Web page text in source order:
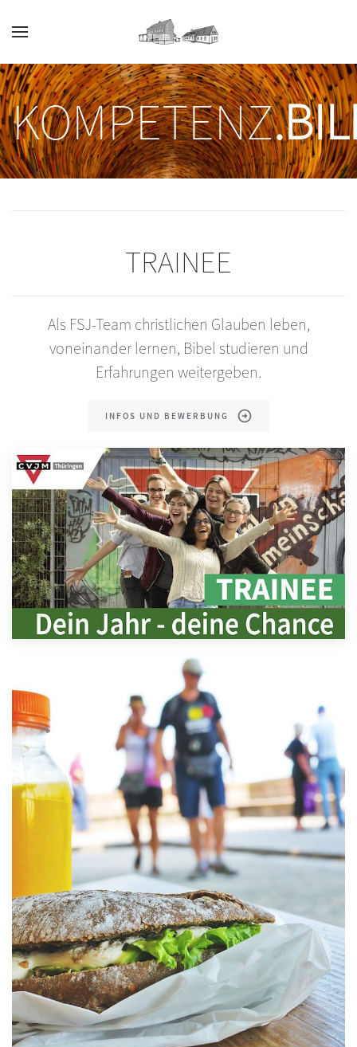
Zum Hauptinhalt springen
KOMPETENZ
TRAINEE
Als FSJ-Team christlichen Glauben leben,
voneinander lernen, Bibel studieren und
Erfahrungen weitergeben.
INFOS UND BEWERBUNG